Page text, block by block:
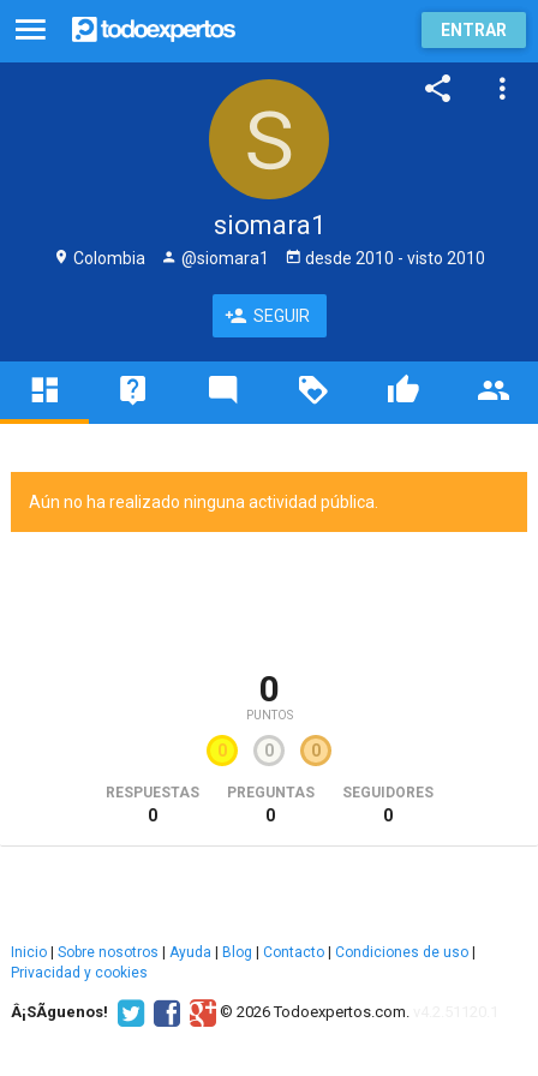
ENTRAR
siomara1
Colombia @siomara1 desde 2010 - visto 2010
SEGUIR
Aún no ha realizado ninguna actividad pública.
0
PUNTOS
0 0 0
RESPUESTAS
0
PREGUNTAS
0
SEGUIDORES
0
Inicio Sobre nosotros Ayuda Blog Contacto Condiciones de uso
Privacidad y cookies
Â¡SÃ­guenos! © 2026 Todoexpertos.com.